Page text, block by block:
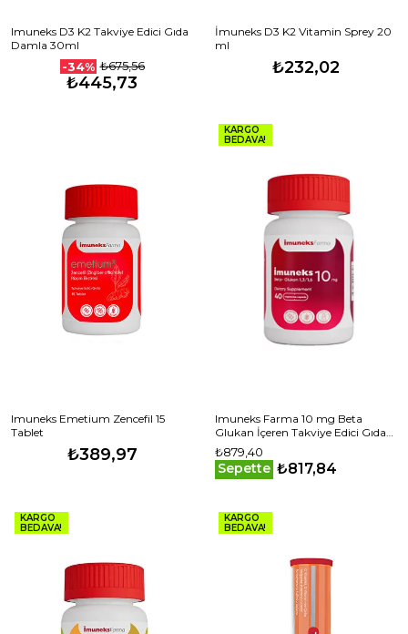
Imuneks D3 K2 Takviye Edici Gıda
Damla 30ml
-34% ₺675,56
₺445,73
İmuneks D3 K2 Vitamin Sprey 20
ml
₺232,02
Imuneks Emetium Zencefil 15
Tablet
₺389,97
KARGO
BEDAVA!
Imuneks Farma 10 mg Beta
Glukan İçeren Takviye Edici Gıda
40 Kapsül
₺879,40
Sepette ₺817,84
KARGO
BEDAVA!
KARGO
BEDAVA!